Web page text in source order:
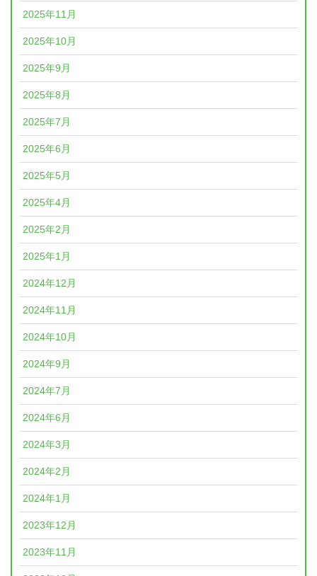
2025年11月
2025年10月
2025年9月
2025年8月
2025年7月
2025年6月
2025年5月
2025年4月
2025年2月
2025年1月
2024年12月
2024年11月
2024年10月
2024年9月
2024年7月
2024年6月
2024年3月
2024年2月
2024年1月
2023年12月
2023年11月